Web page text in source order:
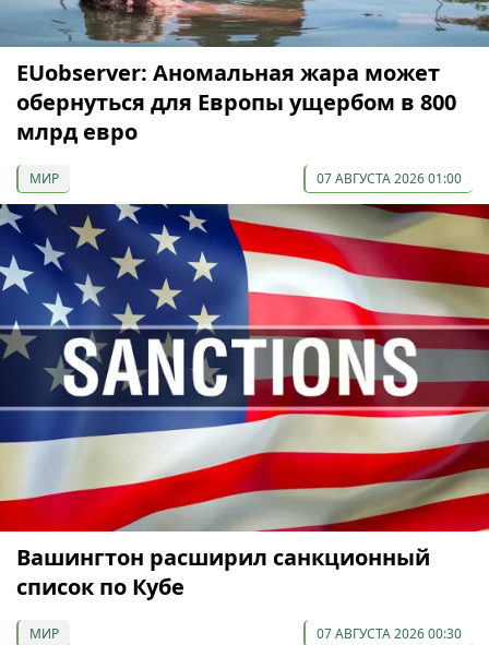
EUobserver: Аномальная жара может
обернуться для Европы ущербом в 800
млрд евро
МИР 07 АВГУСТА 2026 01:00
Вашингтон расширил санкционный
список по Кубе
МИР 07 АВГУСТА 2026 00:30